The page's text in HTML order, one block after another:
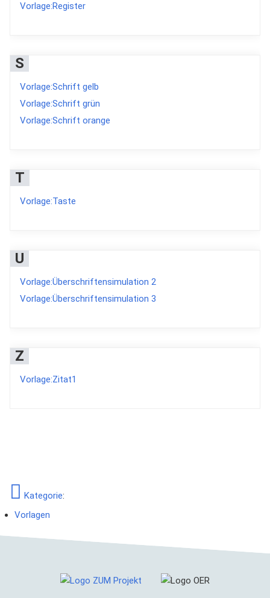
Vorlage:Register
S
Vorlage:Schrift gelb
Vorlage:Schrift grün
Vorlage:Schrift orange
T
Vorlage:Taste
U
Vorlage:Überschriftensimulation 2
Vorlage:Überschriftensimulation 3
Z
Vorlage:Zitat1
Kategorie:
Vorlagen